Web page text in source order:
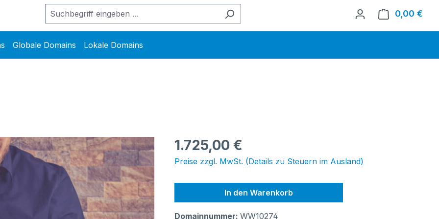
0,00 €
Globale Domains Lokale Domains
Regulärer Preis:
1.725,00 €
Preise zzgl. MwSt. (Details zu Steuern im Ausland)
In den Warenkorb
Domainnummer: WW10274